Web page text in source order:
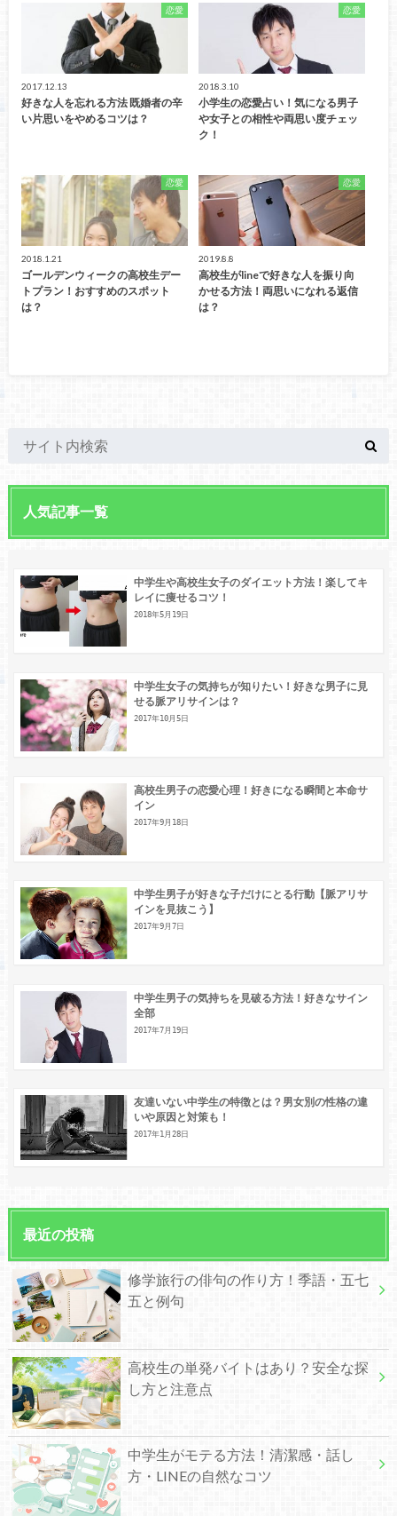
恋愛
2017.12.13
好きな人を忘れる方法 既婚者の辛
い片思いをやめるコツは？
恋愛
2018.3.10
小学生の恋愛占い！気になる男子
や女子との相性や両思い度チェッ
ク！
恋愛
2018.1.21
ゴールデンウィークの高校生デー
トプラン！おすすめのスポット
は？
恋愛
2019.8.8
高校生がlineで好きな人を振り向
かせる方法！両思いになれる返信
は？
人気記事一覧
中学生や高校生女子のダイエット方法！楽してキ
レイに痩せるコツ！
2018年5月19日
中学生女子の気持ちが知りたい！好きな男子に見
せる脈アリサインは？
2017年10月5日
高校生男子の恋愛心理！好きになる瞬間と本命サ
イン
2017年9月18日
中学生男子が好きな子だけにとる行動【脈アリサ
インを見抜こう】
2017年9月7日
中学生男子の気持ちを見破る方法！好きなサイン
全部
2017年7月19日
友達いない中学生の特徴とは？男女別の性格の違
いや原因と対策も！
2017年1月28日
最近の投稿
修学旅行の俳句の作り方！季語・五七
五と例句
高校生の単発バイトはあり？安全な探
し方と注意点
中学生がモテる方法！清潔感・話し
方・LINEの自然なコツ